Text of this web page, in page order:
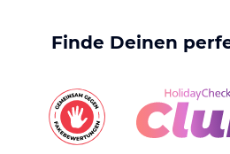
Finde Deinen